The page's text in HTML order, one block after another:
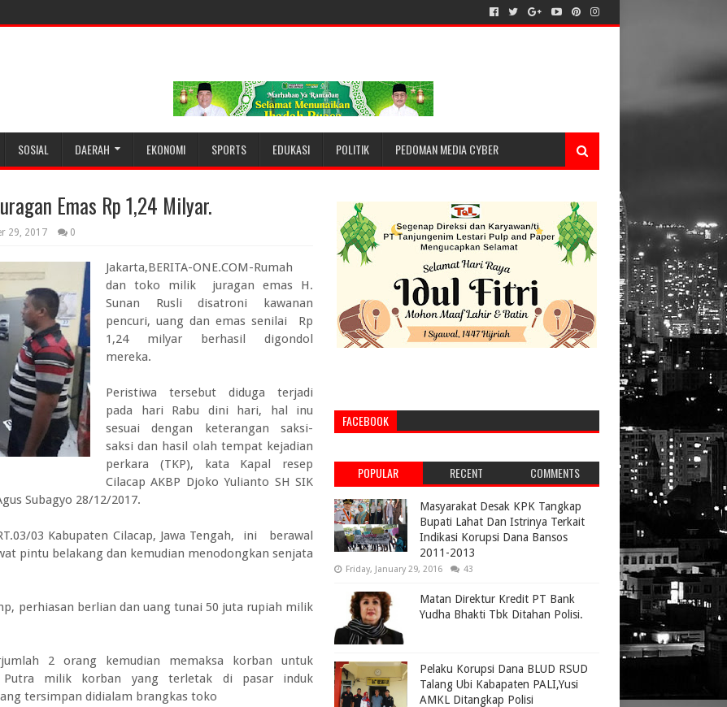
SOSIAL DAERAH EKONOMI SPORTS EDUKASI POLITIK PEDOMAN MEDIA CYBER
Emas Rp 1,24 Milyar.
29, 2017 0
Jakarta,BERITA-ONE.COM-Rumah
dan toko milik juragan emas H.
Sunan Rusli disatroni kawanan
pencuri, uang dan emas senilai Rp
1,24 milyar berhasil digondol
mereka.
Peristiwa tersebut diduga terjadi
pada hari Rabu dini hari, hal inu
sesuai dengan keterangan saksi-
saksi dan hasil olah tempat kejadian
perkara (TKP), kata Kapal resep
Cilacap AKBP Djoko Yulianto SH SIK
Subagyo 28/12/2017.
03 Kabupaten Cilacap, Jawa Tengah, ini berawal
pintu belakang dan kemudian menodongkan senjata
perhiasan berlian dan uang tunai 50 juta rupiah milik
2 orang kemudian memaksa korban untuk
milik korban yang terletak di pasar induk
tersimpan didialam brangkas toko
FACEBOOK
POPULAR RECENT COMMENTS
Masyarakat Desak KPK Tangkap
Bupati Lahat Dan Istrinya Terkait
Indikasi Korupsi Dana Bansos
2011-2013
Friday, January 29, 2016 43
Matan Direktur Kredit PT Bank
Yudha Bhakti Tbk Ditahan Polisi.
Pelaku Korupsi Dana BLUD RSUD
Talang Ubi Kabapaten PALI,Yusi
AMKL Ditangkap Polisi